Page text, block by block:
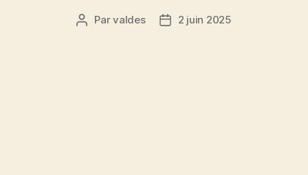
Auteur
Parvaldes
Date2 juin 2025